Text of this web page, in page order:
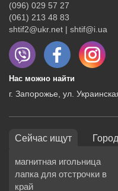
(096) 029 57 27
(061) 213 48 83
shtif2@ukr.net | shtif@i.ua
Нас можно найти
г. Запорожье, ул.
Сейчас ищут
магнитная игольница
лапка для отстрочки в
край